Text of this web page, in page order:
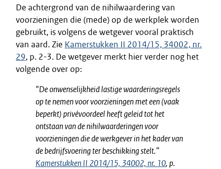
De achtergrond van de nihilwaardering van
voorzieningen die (mede) op de werkplek worden
gebruikt, is volgens de wetgever vooral praktisch
van aard. Zie Kamerstukken II 2014/15, 34002, nr.
29, p. 2-3. De wetgever merkt hier verder nog het
volgende over op:
“De onwenselijkheid lastige waarderingsregels
op te nemen voor voorzieningen met een (vaak
beperkt) privévoordeel heeft geleid tot het
ontstaan van de nihilwaarderingen voor
voorzieningen die de werkgever in het kader van
de bedrijfsvoering ter beschikking stelt.”
Kamerstukken II 2014/15, 34002, nr. 10, p.